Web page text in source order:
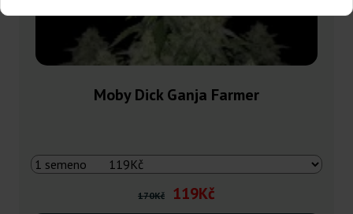
Moby Dick Ganja Farmer
170Kč 119Kč